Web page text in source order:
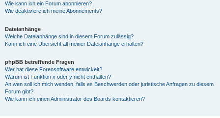
Wie kann ich ein Forum abonnieren?
Wie deaktiviere ich meine Abonnements?
Dateianhänge
Welche Dateianhänge sind in diesem Forum zulässig?
Kann ich eine Übersicht all meiner Dateianhänge erhalten?
phpBB betreffende Fragen
Wer hat diese Forensoftware entwickelt?
Warum ist Funktion x oder y nicht enthalten?
An wen soll ich mich wenden, falls es Beschwerden oder juristische Anfragen zu diesem
Forum gibt?
Wie kann ich einen Administrator des Boards kontaktieren?